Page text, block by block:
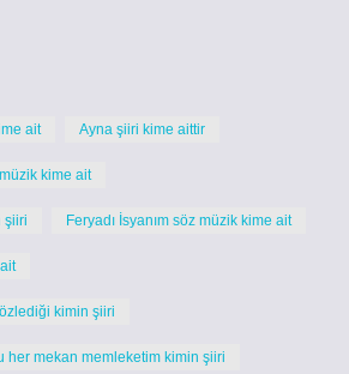
ait Ayna şiiri kime aittir
kime ait
şiiri Feryadı İsyanım söz müzik kime ait
kimin şiiri
her mekan memleketim kimin şiiri